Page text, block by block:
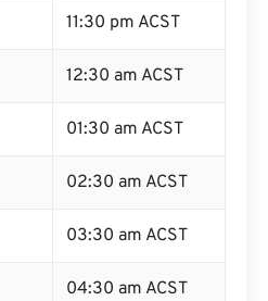
11:30 pm ACST
12:30 am ACST
01:30 am ACST
02:30 am ACST
03:30 am ACST
04:30 am ACST